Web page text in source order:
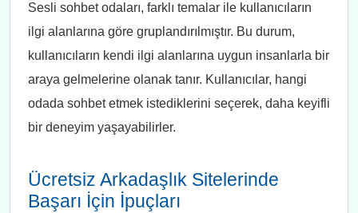
Sesli sohbet odaları, farklı temalar ile kullanıcıların
ilgi alanlarına göre gruplandırılmıştır. Bu durum,
kullanıcıların kendi ilgi alanlarına uygun insanlarla bir
araya gelmelerine olanak tanır. Kullanıcılar, hangi
odada sohbet etmek istediklerini seçerek, daha keyifli
bir deneyim yaşayabilirler.
Ücretsiz Arkadaşlık Sitelerinde
Başarı İçin İpuçları